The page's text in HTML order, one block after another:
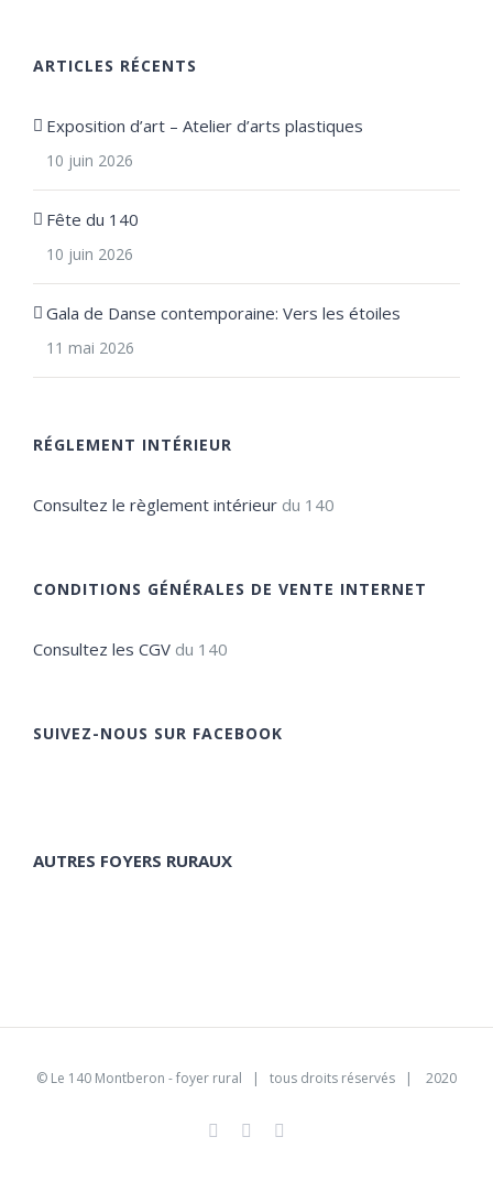
ARTICLES RÉCENTS
Exposition d’art – Atelier d’arts plastiques
10 juin 2026
Fête du 140
10 juin 2026
Gala de Danse contemporaine: Vers les étoiles
11 mai 2026
RÉGLEMENT INTÉRIEUR
Consultez le règlement intérieur du 140
CONDITIONS GÉNÉRALES DE VENTE INTERNET
Consultez les CGV du 140
SUIVEZ-NOUS SUR FACEBOOK
AUTRES FOYERS RURAUX
© Le 140 Montberon - foyer rural | tous droits réservés | 2020
FacebookInstagram